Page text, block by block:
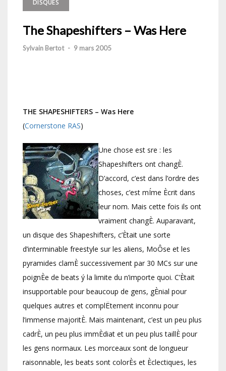
DISQUES
The Shapeshifters – Was Here
Sylvain Bertot - 9 mars 2005
THE SHAPESHIFTERS – Was Here
(Cornerstone RAS)
Une chose est sre : les
Shapeshifters ont changÈ.
D’accord, c’est dans l’ordre des
choses, c’est mÍme Ècrit dans
leur nom. Mais cette fois ils ont
vraiment changÈ. Auparavant,
un disque des Shapeshifters, c’Ètait une sorte
d’interminable freestyle sur les aliens, MoÔse et les
pyramides clamÈ successivement par 30 MCs sur une
poignÈe de beats ý la limite du n’importe quoi. C’Ètait
insupportable pour beaucoup de gens, gÈnial pour
quelques autres et complËtement inconnu pour
l’immense majoritÈ. Mais maintenant, c’est un peu plus
cadrÈ, un peu plus immÈdiat et un peu plus taillÈ pour
les gens normaux. Les morceaux sont de longueur
raisonnable, les beats sont colorÈs et Èclectiques, les